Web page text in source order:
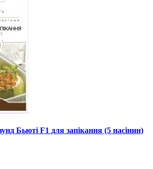
Бьюті F1 для запікання (5 насінин)